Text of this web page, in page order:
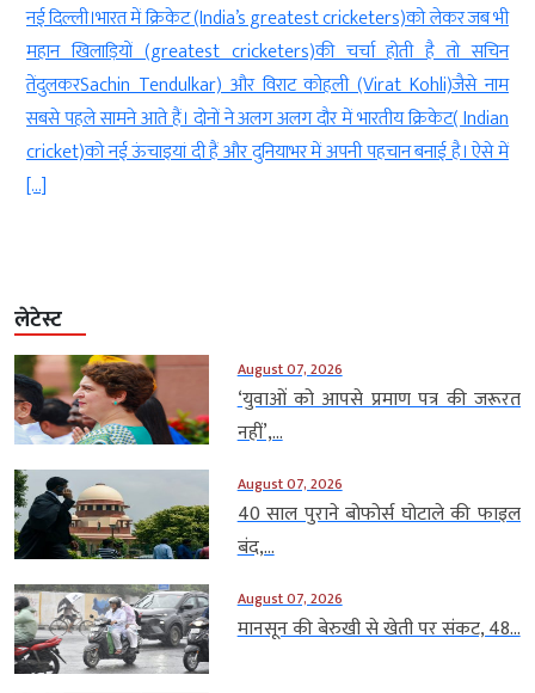
नई दिल्ली।भारत में क्रिकेट (India’s greatest cricketers)को लेकर जब भी
महान खिलाड़ियों (greatest cricketers)की चर्चा होती है तो सचिन
तेंदुलकरSachin Tendulkar) और विराट कोहली (Virat Kohli)जैसे नाम
सबसे पहले सामने आते हैं। दोनों ने अलग अलग दौर में भारतीय क्रिकेट( Indian
cricket)को नई ऊंचाइयां दी हैं और दुनियाभर में अपनी पहचान बनाई है। ऐसे में
[…]
लेटेस्ट
August 07, 2026
‘युवाओं को आपसे प्रमाण पत्र की जरूरत
नहीं’,...
August 07, 2026
40 साल पुराने बोफोर्स घोटाले की फाइल
बंद,...
August 07, 2026
मानसून की बेरुखी से खेती पर संकट, 48...